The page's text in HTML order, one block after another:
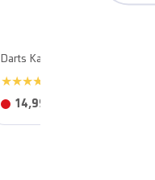
Darts Kalender 2026
14,99 €